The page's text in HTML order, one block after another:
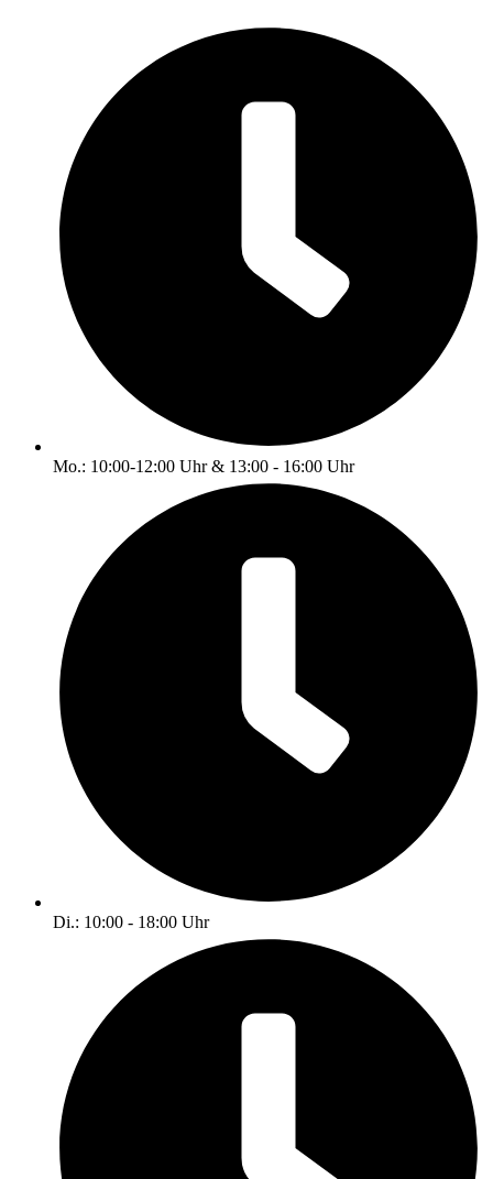
Mo.: 10:00-12:00 Uhr & 13:00 - 16:00 Uhr
Di.: 10:00 - 18:00 Uhr